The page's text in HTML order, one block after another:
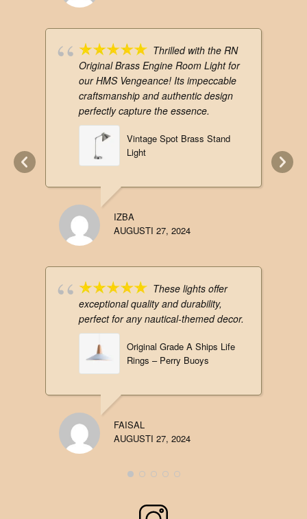
Thrilled with the RN
Original Brass Engine Room Light for
our HMS Vengeance! Its impeccable
craftsmanship and authentic design
perfectly capture the essence.
Vintage Spot Brass Stand
Light
IZBA
AUGUSTI 27, 2024
These lights offer
exceptional quality and durability,
perfect for any nautical-themed decor.
Original Grade A Ships Life
Rings – Perry Buoys
FAISAL
AUGUSTI 27, 2024